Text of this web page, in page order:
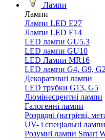
Лампи
Лампи
Лампи LED E27
Лампи LED Е14
LED лампи GU5.3
LED лампи GU10
LED Лампи MR16
LED лампи G4, G9,
Декоративні лампи
LED трубки G13, G5
Люмінесцентні лампи
Галогенні лампи
Розрядні (натрієві,
UV- і спеціальні лампи
Розумні лампи Smart